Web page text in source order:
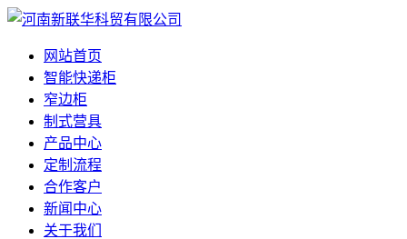
网站首页
智能快递柜
窄边柜
制式营具
产品中心
定制流程
合作客户
新闻中心
关于我们